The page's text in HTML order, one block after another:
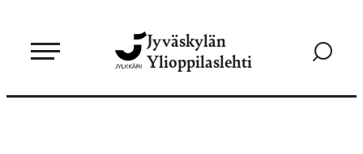
sisältöön
Jyväskylän
Ylioppilaslehti
Siirry